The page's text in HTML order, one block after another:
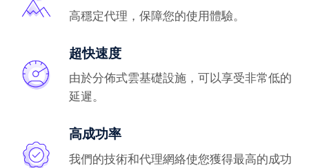
高穩定代理，保障您的使用體驗。
超快速度
由於分佈式雲基礎設施，可以享受非常低的
延遲。
高成功率
我們的技術和代理網絡使您獲得最高的成功